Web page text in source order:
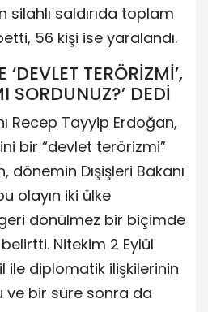
silahlı saldırıda toplam
56 kişi ise yaralandı.
TERÖRİZMİ’,
SORDUNUZ?’ DEDİ
Recep Tayyip Erdoğan,
bir “devlet terörizmi”
Dışişleri Bakanı
olayın iki ülke
dönülmez bir biçimde
Nitekim 2 Eylül
ile diplomatik ilişkilerinin
ve bir süre sonra da